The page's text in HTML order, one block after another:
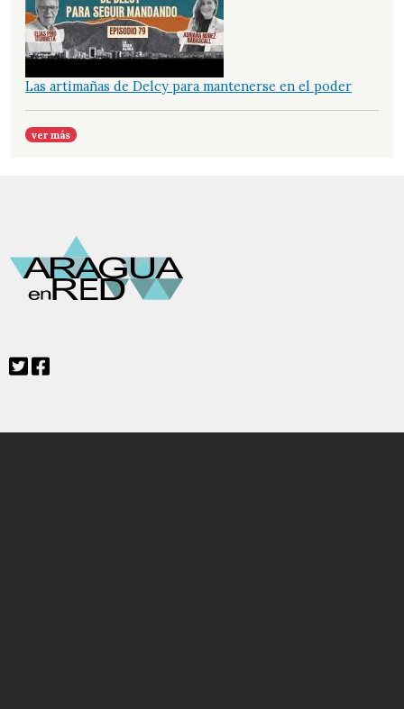
Las artimañas de Delcy para mantenerse en el poder
ver más